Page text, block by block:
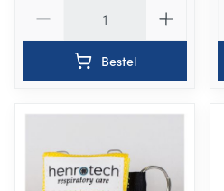
Bestel